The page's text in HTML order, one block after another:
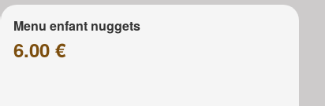
Menu enfant nuggets
6.00 €